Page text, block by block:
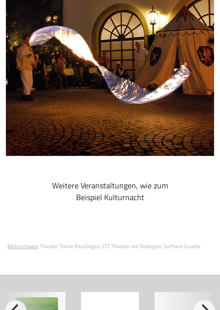
Weitere Veranstaltungen, wie zum
Beispiel Kulturnacht
Bildnachweis:Theater Tonne Reutlingen LTT Theater am Torbogen Gerhard Groebe